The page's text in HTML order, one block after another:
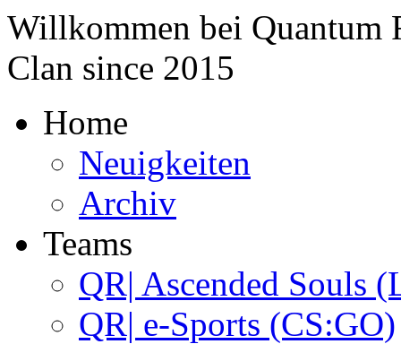
Willkommen bei Quantum
Clan since 2015
Home
Neuigkeiten
Archiv
Teams
QR| Ascended Souls
QR| e-Sports (CS:GO)